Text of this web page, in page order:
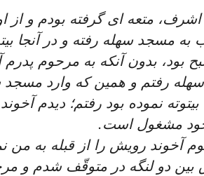
متعه‏ اى گرفته بودم و از او
مسجد سهله رفته و در آنجا
بود، بدون آنكه به مرحوم پدرم
رفتم و همين‏ كه وارد
نموده بود رفتم؛ ديدم آخوند
خود مشغول است.
آخوند رويش را از قبله به من
بين دو لنگه در متوقّف شدم و